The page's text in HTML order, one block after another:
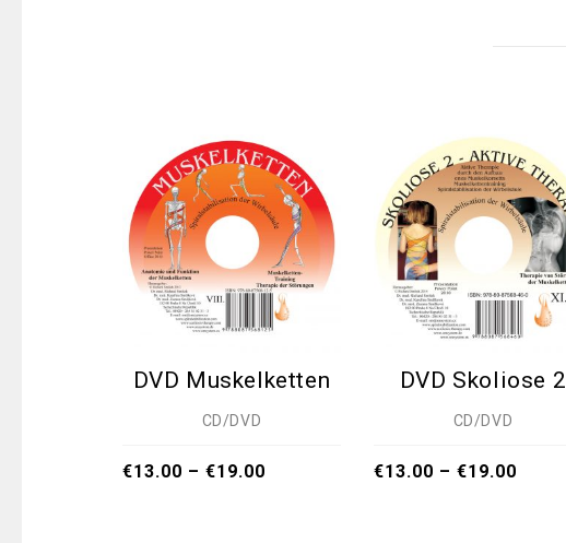
DVD Muskelketten
CD/DVD
€13.00 – €19.00
DVD Skoliose 2
CD/DVD
€13.00 – €19.00